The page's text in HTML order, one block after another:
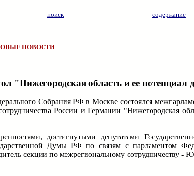
поиск содержание
НОВОСТИ
"Нижегородская область и ее потенциал
Собрания РФ в Москве состоялся
России и Германии "Нижегородская
достигнутыми депутатами
Думы РФ по связям с парламентом
секции по межрегиональному сотрудничеству